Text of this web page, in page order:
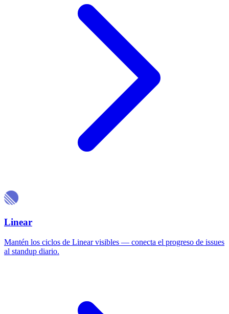
Linear
Mantén los ciclos de Linear visibles — conecta el progreso de issues
al standup diario.